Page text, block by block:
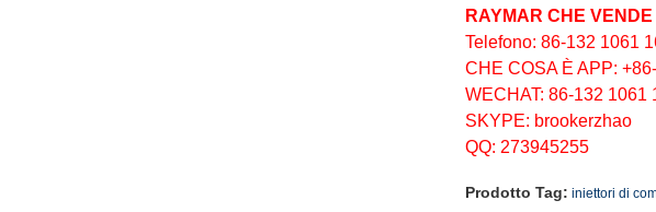
RAYMAR CHE
Telefono: 86-132 1061
CHE COSA È APP:
WECHAT: 86-132 1061
SKYPE: brookerzhao
QQ: 273945255
Prodotto Tag: iniettori di